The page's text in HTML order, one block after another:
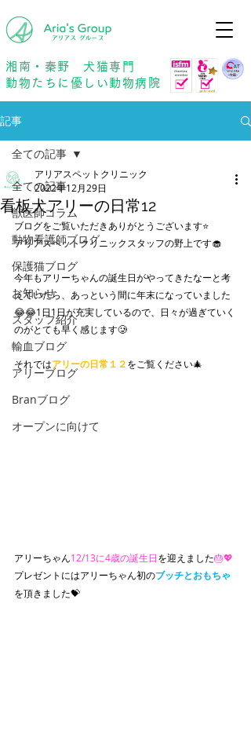
湘南・秦野 犬猫専門
動物たちに優しい動物病院
記事
全ての記事
獣医師コラム
動物看護師ブログ
保護猫ブログ
お知らせ
スタッフ紹介
輸血ブログ
アリーブログ
Branブログ
オープンに向けて
全ての記事
看板犬アリーの日常12
アリアスペットクリニック
2022年12月29日
ブログをご覧いただきありがとうございます⭐️
アリアスペットクリニックスタッフの野上です🧁
今年もアリーちゃんの誕生日がやってきたなーと考
えていたら、あっという間に年末になっていました
😂😂1日1日が充実しているので、日々が過ぎていく
のがとても早く感じます🥲
それではアリーの日常１２をご覧ください🎄
アリーちゃん12/13に4歳の誕生日を迎えました🎂💖
プレゼントにはアリーちゃん初のブッチとおもちゃ
を頂きました💝